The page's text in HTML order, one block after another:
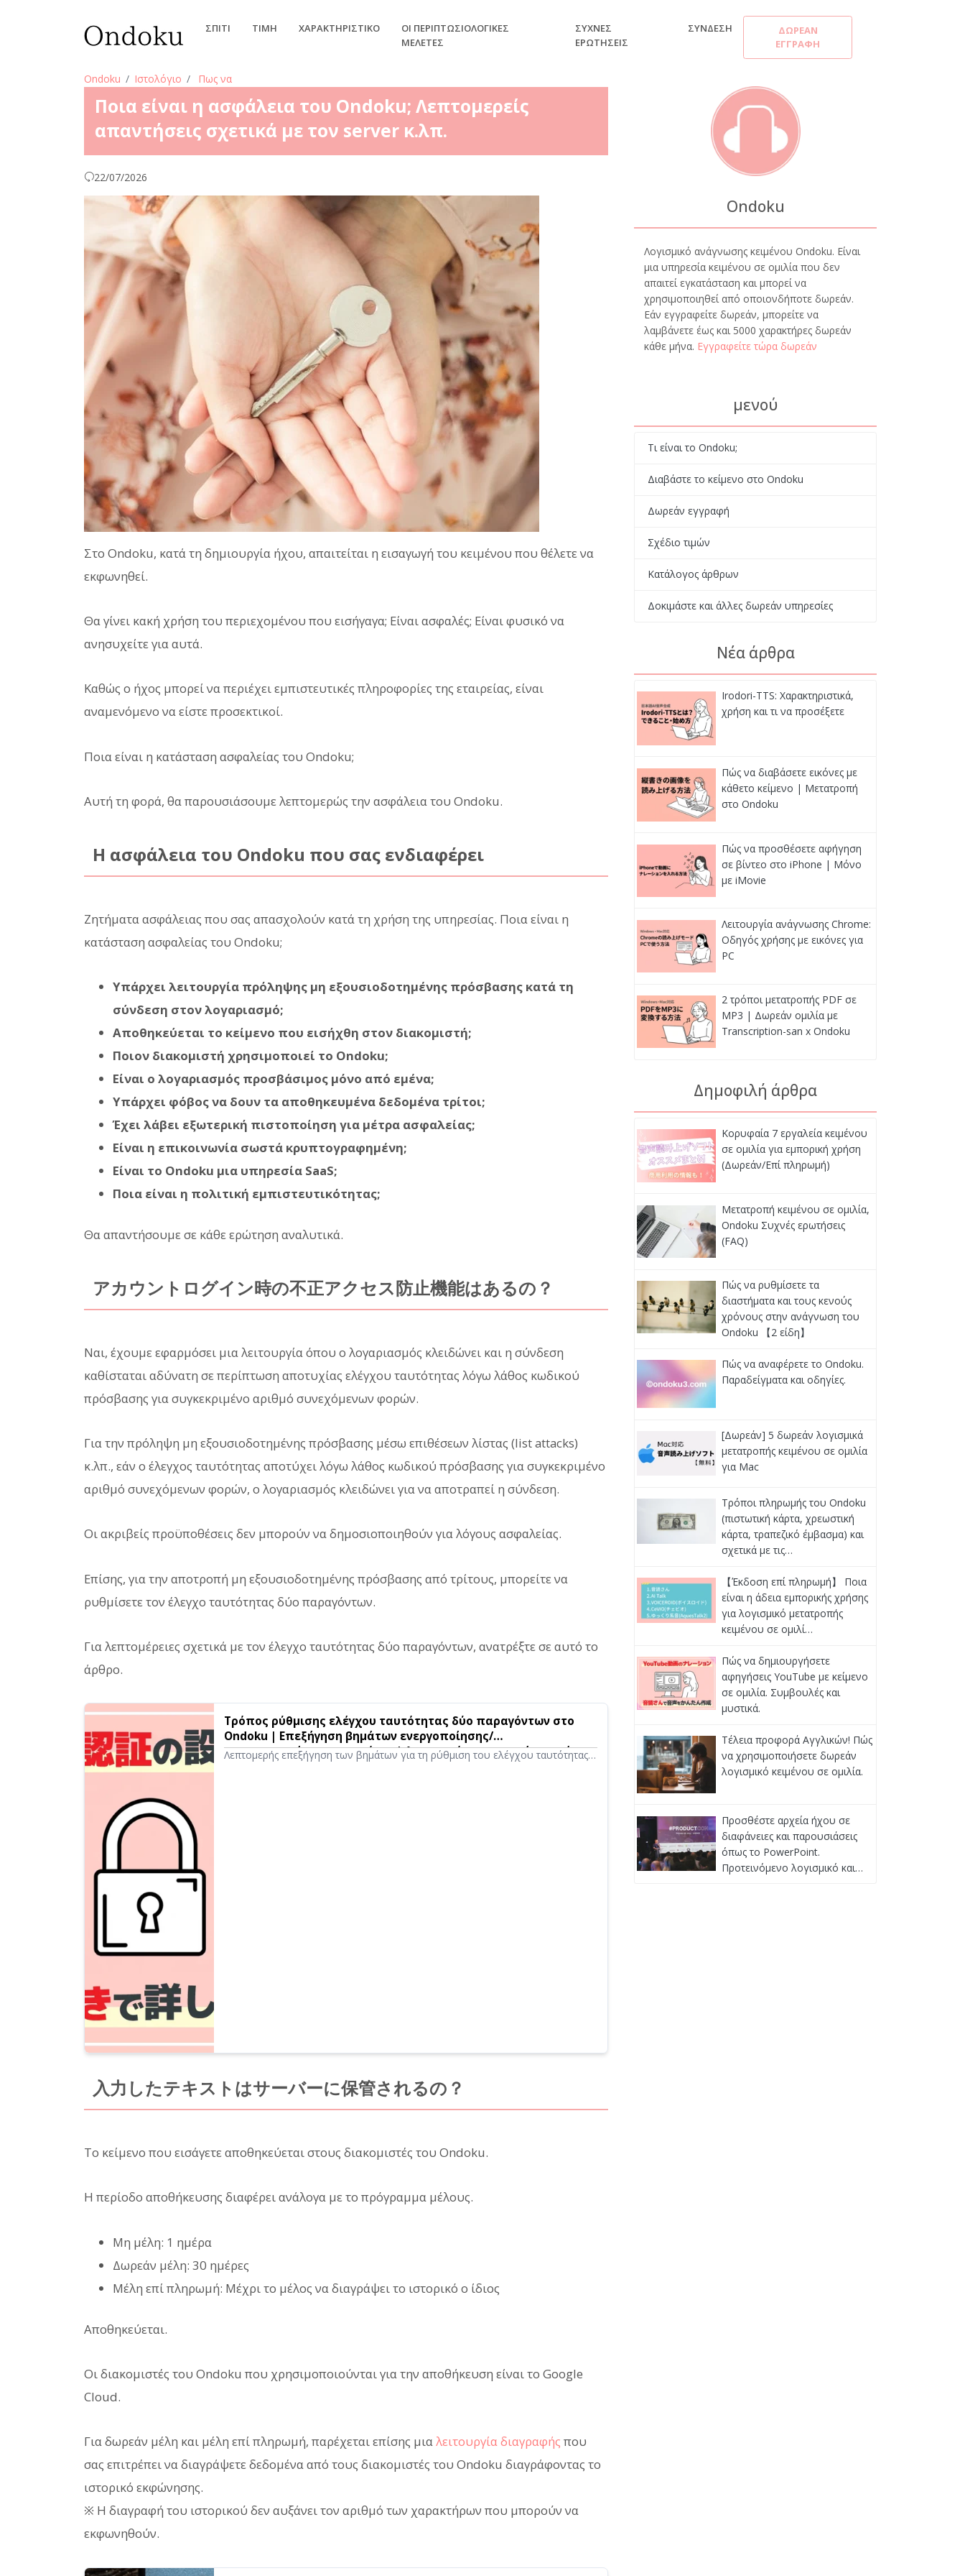
ΣΠΊΤΙ ΤΙΜΉ ΧΑΡΑΚΤΗΡΙΣΤΙΚΌ
ΟΙ ΠΕΡΙΠΤΩΣΙΟΛΟΓΙΚΈΣ
ΜΕΛΈΤΕΣ
ΣΥΧΝΈΣ
ΕΡΩΤΉΣΕΙΣ
ΣΎΝΔΕΣΗ
ΔΩΡΕΆΝ
ΕΓΓΡΑΦΉ
Ondoku Ιστολόγιο Πως να
Ποια είναι η ασφάλεια του Ondoku; Λεπτομερείς
απαντήσεις σχετικά με τον server κ.λπ.
22/07/2026
Στο Ondoku, κατά τη δημιουργία ήχου, απαιτείται η εισαγωγή του κειμένου που θέλετε να
εκφωνηθεί.
Θα γίνει κακή χρήση του περιεχομένου που εισήγαγα; Είναι ασφαλές; Είναι φυσικό να
ανησυχείτε για αυτά.
Καθώς ο ήχος μπορεί να περιέχει εμπιστευτικές πληροφορίες της εταιρείας, είναι
αναμενόμενο να είστε προσεκτικοί.
Ποια είναι η κατάσταση ασφαλείας του Ondoku;
Αυτή τη φορά, θα παρουσιάσουμε λεπτομερώς την ασφάλεια του Ondoku.
Η ασφάλεια του Ondoku που σας ενδιαφέρει
Ζητήματα ασφάλειας που σας απασχολούν κατά τη χρήση της υπηρεσίας. Ποια είναι η
κατάσταση ασφαλείας του Ondoku;
Υπάρχει λειτουργία πρόληψης μη εξουσιοδοτημένης πρόσβασης κατά τη
σύνδεση στον λογαριασμό;
Αποθηκεύεται το κείμενο που εισήχθη στον διακομιστή;
Ποιον διακομιστή χρησιμοποιεί το Ondoku;
Είναι ο λογαριασμός προσβάσιμος μόνο από εμένα;
Υπάρχει φόβος να δουν τα αποθηκευμένα δεδομένα τρίτοι;
Έχει λάβει εξωτερική πιστοποίηση για μέτρα ασφαλείας;
Είναι η επικοινωνία σωστά κρυπτογραφημένη;
Είναι το Ondoku μια υπηρεσία SaaS;
Ποια είναι η πολιτική εμπιστευτικότητας;
Θα απαντήσουμε σε κάθε ερώτηση αναλυτικά.
アカウントログイン時の不正アクセス防止機能はあるの？
Ναι, έχουμε εφαρμόσει μια λειτουργία όπου ο λογαριασμός κλειδώνει και η σύνδεση
καθίσταται αδύνατη σε περίπτωση αποτυχίας ελέγχου ταυτότητας λόγω λάθος κωδικού
πρόσβασης για συγκεκριμένο αριθμό συνεχόμενων φορών.
Για την πρόληψη μη εξουσιοδοτημένης πρόσβασης μέσω επιθέσεων λίστας (list attacks)
κ.λπ., εάν ο έλεγχος ταυτότητας αποτύχει λόγω λάθος κωδικού πρόσβασης για συγκεκριμένο
αριθμό συνεχόμενων φορών, ο λογαριασμός κλειδώνει για να αποτραπεί η σύνδεση.
Οι ακριβείς προϋποθέσεις δεν μπορούν να δημοσιοποιηθούν για λόγους ασφαλείας.
Επίσης, για την αποτροπή μη εξουσιοδοτημένης πρόσβασης από τρίτους, μπορείτε να
ρυθμίσετε τον έλεγχο ταυτότητας δύο παραγόντων.
Για λεπτομέρειες σχετικά με τον έλεγχο ταυτότητας δύο παραγόντων, ανατρέξτε σε αυτό το
άρθρο.
Τρόπος ρύθμισης ελέγχου ταυτότητας δύο παραγόντων στο
Ondoku | Επεξήγηση βημάτων ενεργοποίησης/
απενεργοποίησης με εικόνες | Λογισμικό μετατροπής κειμένου
σε ομιλία Ondoku
Λεπτομερής επεξήγηση των βημάτων για τη ρύθμιση του ελέγχου ταυτότητας
入力したテキストはサーバーに保管されるの？
Το κείμενο που εισάγετε αποθηκεύεται στους διακομιστές του Ondoku.
Η περίοδο αποθήκευσης διαφέρει ανάλογα με το πρόγραμμα μέλους.
Μη μέλη: 1 ημέρα
Δωρεάν μέλη: 30 ημέρες
Μέλη επί πληρωμή: Μέχρι το μέλος να διαγράψει το ιστορικό ο ίδιος
Αποθηκεύεται.
Οι διακομιστές του Ondoku που χρησιμοποιούνται για την αποθήκευση είναι το Google
Cloud.
Για δωρεάν μέλη και μέλη επί πληρωμή, παρέχεται επίσης μιαλειτουργία διαγραφής που
σας επιτρέπει να διαγράψετε δεδομένα από τους διακομιστές του Ondoku διαγράφοντας το
ιστορικό εκφώνησης.
※ Η διαγραφή του ιστορικού δεν αυξάνει τον αριθμό των χαρακτήρων που μπορούν να
εκφωνηθούν.
Ondoku
Λογισμικό ανάγνωσης κειμένου Ondoku. Είναι
μια υπηρεσία κειμένου σε ομιλία που δεν
απαιτεί εγκατάσταση και μπορεί να
χρησιμοποιηθεί από οποιονδήποτε δωρεάν.
Εάν εγγραφείτε δωρεάν, μπορείτε να
λαμβάνετε έως και 5000 χαρακτήρες δωρεάν
κάθε μήνα. Εγγραφείτε τώρα δωρεάν
μενού
Τι είναι το Ondoku;
Διαβάστε το κείμενο στο Ondoku
Δωρεάν εγγραφή
Σχέδιο τιμών
Κατάλογος άρθρων
Δοκιμάστε και άλλες δωρεάν υπηρεσίες
Νέα άρθρα
Irodori-TTS: Χαρακτηριστικά,
χρήση και τι να προσέξετε
Πώς να διαβάσετε εικόνες με
κάθετο κείμενο | Μετατροπή
στο Ondoku
Πώς να προσθέσετε αφήγηση
σε βίντεο στο iPhone | Μόνο
με iMovie
Λειτουργία ανάγνωσης Chrome:
Οδηγός χρήσης με εικόνες για
PC
2 τρόποι μετατροπής PDF σε
MP3 | Δωρεάν ομιλία με
Transcription-san x Ondoku
Δημοφιλή άρθρα
Κορυφαία 7 εργαλεία κειμένου
σε ομιλία για εμπορική χρήση
(Δωρεάν/Επί πληρωμή)
Μετατροπή κειμένου σε ομιλία,
Ondoku Συχνές ερωτήσεις
(FAQ)
Πώς να ρυθμίσετε τα
διαστήματα και τους κενούς
χρόνους στην ανάγνωση του
Ondoku 【2 είδη】
Πώς να αναφέρετε το Ondoku.
Παραδείγματα και οδηγίες.
[Δωρεάν] 5 δωρεάν λογισμικά
μετατροπής κειμένου σε ομιλία
για Mac
Τρόποι πληρωμής του Ondoku
(πιστωτική κάρτα, χρεωστική
κάρτα, τραπεζικό έμβασμα) και
σχετικά με τις…
【Έκδοση επί πληρωμή】 Ποια
είναι η άδεια εμπορικής χρήσης
για λογισμικό μετατροπής
κειμένου σε ομιλί…
Πώς να δημιουργήσετε
αφηγήσεις YouTube με κείμενο
σε ομιλία. Συμβουλές και
μυστικά.
Τέλεια προφορά Αγγλικών! Πώς
να χρησιμοποιήσετε δωρεάν
λογισμικό κειμένου σε ομιλία.
Προσθέστε αρχεία ήχου σε
διαφάνειες και παρουσιάσεις
όπως το PowerPoint.
Προτεινόμενο λογισμικό και…